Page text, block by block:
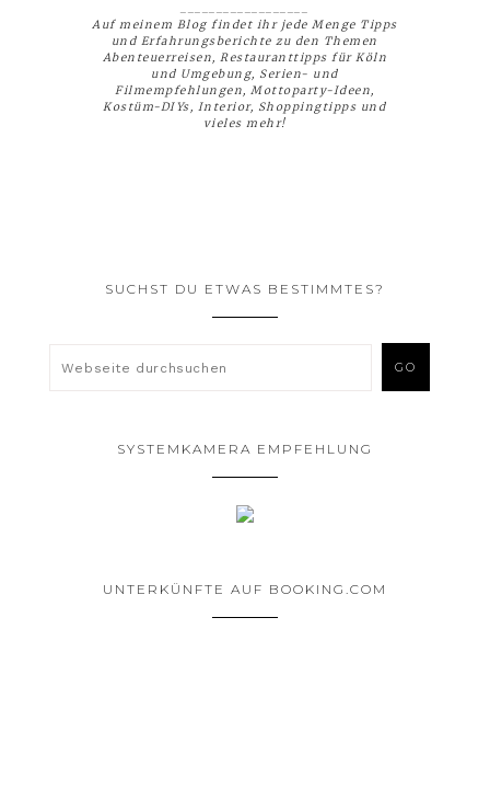
Auf meinem Blog findet ihr jede Menge Tipps
und Erfahrungsberichte zu den Themen
Abenteuerreisen, Restauranttipps für Köln
und Umgebung, Serien- und
Filmempfehlungen, Mottoparty-Ideen,
Kostüm-DIYs, Interior, Shoppingtipps und
vieles mehr!
SUCHST DU ETWAS BESTIMMTES?
SYSTEMKAMERA EMPFEHLUNG
UNTERKÜNFTE AUF BOOKING.COM